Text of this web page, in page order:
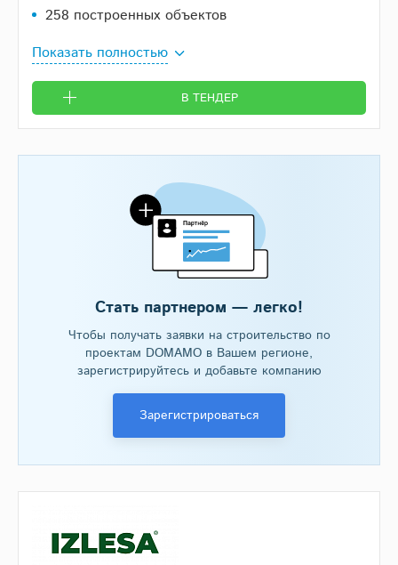
258 построенных объектов
Показать полностью
В ТЕНДЕР
Стать партнером — легко!
Чтобы получать заявки на строительство по
проектам DOMAMO в Вашем регионе,
зарегистрируйтесь и добавьте компанию
Зарегистрироваться